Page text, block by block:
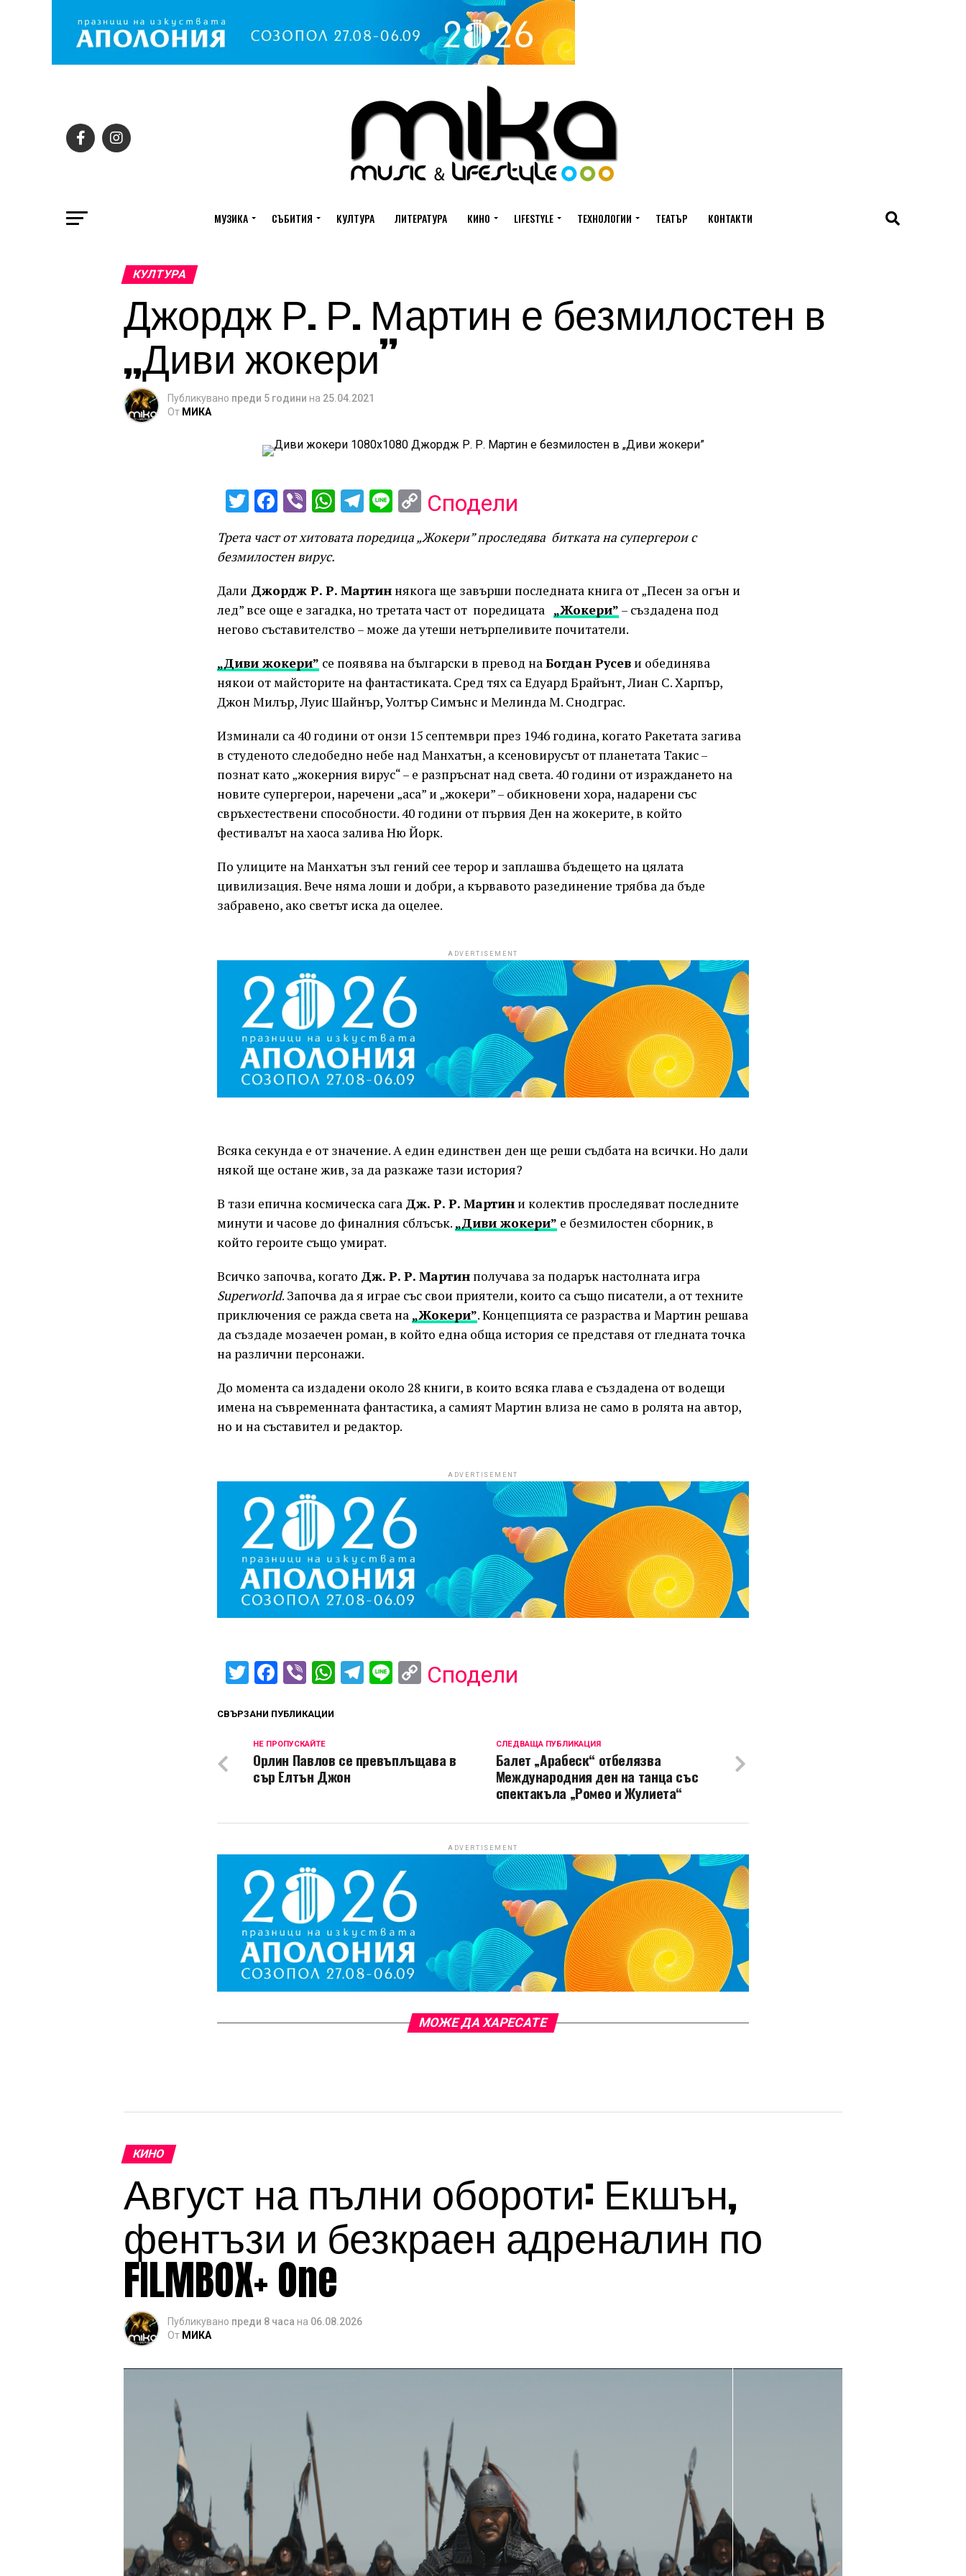
МУЗИКА СЪБИТИЯ КУЛТУРА ЛИТЕРАТУРА КИНО LIFESTYLE ТЕХНОЛОГИИ ТЕАТЪР КОНТАКТИ
КУЛТУРА
Джордж Р. Р. Мартин е безмилостен в
„Диви жокери”
Публикувано преди 5 години на 25.04.2021
От МИКА
Twitter
Facebook
ViberWhatsApp
Telegram
LineCopy
Сподели
Трета част от хитовата поредица „Жокери” проследява битката на супергерои с
безмилостен вирус.
Дали Джордж Р. Р. Мартин някога ще завърши последната книга от „Песен за огън и
лед” все още е загадка, но третата част от поредицата „Жокери” – създадена под
негово съставителство – може да утеши нетърпеливите почитатели.
„Диви жокери” се появява на български в превод наБогдан Русев и обединява
някои от майсторите на фантастиката. Сред тях са Едуард Брайънт, Лиан С. Харпър,
Джон Милър, Луис Шайнър, Уолтър Симънс и Мелинда М. Снодграс.
Изминали са 40 години от онзи 15 септември през 1946 година, когато Ракетата загива
в студеното следобедно небе над Манхатън, а ксеновирусът от планетата Такис –
познат като „жокерния вирус“ – е разпръснат над света. 40 години от израждането на
новите супергерои, наречени „аса” и „жокери” – обикновени хора, надарени със
свръхестествени способности. 40 години от първия Ден на жокерите, в който
фестивалът на хаоса залива Ню Йорк.
По улиците на Манхатън зъл гений сее терор и заплашва бъдещето на цялата
цивилизация. Вече няма лоши и добри, а кървавото разединение трябва да бъде
забравено, ако светът иска да оцелее.
ADVERTISEMENT
Всяка секунда е от значение. А един единствен ден ще реши съдбата на всички. Но дали
някой ще остане жив, за да разкаже тази история?
В тази епична космическа сага Дж. Р. Р. Мартин и колектив проследяват последните
минути и часове до финалния сблъсък. „Диви жокери” е безмилостен сборник, в
който героите също умират.
Всичко започва, когато Дж. Р. Р. Мартин получава за подарък настолната игра
Superworld. Започва да я играе със свои приятели, които са също писатели, а от техните
приключения се ражда света на „Жокери”. Концепцията се разраства и Мартин решава
да създаде мозаечен роман, в който една обща история се представя от гледната точка
на различни персонажи.
До момента са издадени около 28 книги, в които всяка глава е създадена от водещи
имена на съвременната фантастика, а самият Мартин влиза не само в ролята на автор,
но и на съставител и редактор.
ADVERTISEMENT
TwitterFacebook
ViberWhatsApp
Telegram
LineCopy
Сподели
СВЪРЗАНИ ПУБЛИКАЦИИ
СЛЕДВАЩА ПУБЛИКАЦИЯ
Балет „Арабеск“ отбелязва
Международния ден на танца със
спектакъла „Ромео и Жулиета“
НЕ ПРОПУСКАЙТЕ
Орлин Павлов се превъплъщава в
сър Елтън Джон
ADVERTISEMENT
МОЖЕ ДА ХАРЕСАТЕ
КИНО
Август на пълни обороти: Екшън,
фентъзи и безкраен адреналин по
FILMBOX+ One
Публикувано преди 8 часа на 06.08.2026
От МИКА